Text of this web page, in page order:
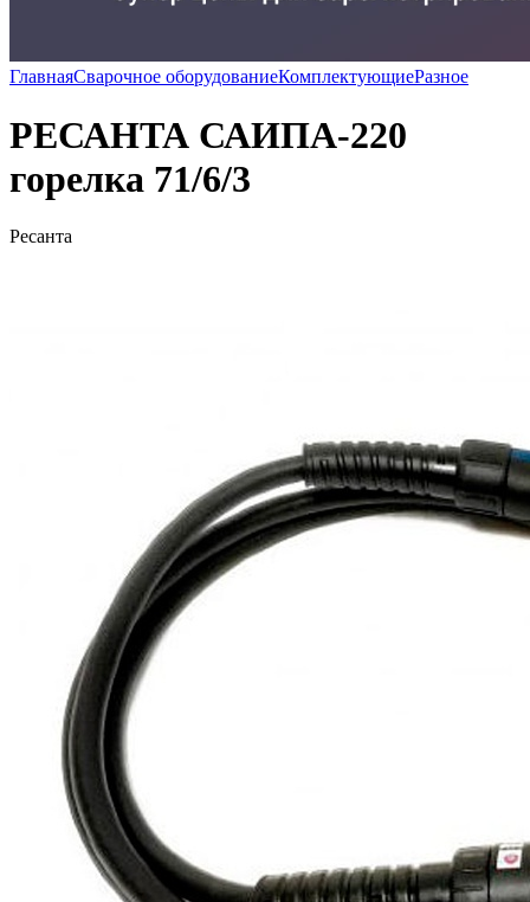
ГлавнаяСварочное оборудованиеКомплектующиеРазное
РЕСАНТА САИПА-220
горелка 71/6/3
Ресанта